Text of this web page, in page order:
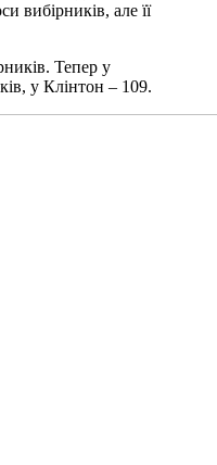
вибірників, але її
Тепер у
у Клінтон – 109.